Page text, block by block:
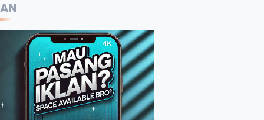
Eloknya Panorama
Sunset Pantai Pasir
Aurduri Dikala Senja
4:33
Kepala Balai Bahasa